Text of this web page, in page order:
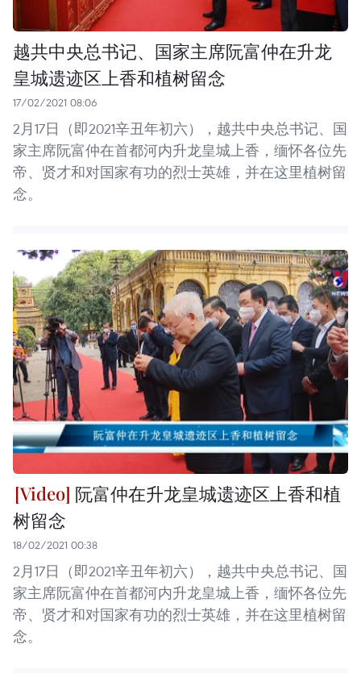
越共中央总书记、国家主席阮富仲在升龙
皇城遗迹区上香和植树留念
17/02/2021 08:06
2月17日（即2021辛丑年初六），越共中央总书记、国
家主席阮富仲在首都河内升龙皇城上香，缅怀各位先
帝、贤才和对国家有功的烈士英雄，并在这里植树留
念。
阮富仲在升龙皇城遗迹区上香和植
树留念
18/02/2021 00:38
2月17日（即2021辛丑年初六），越共中央总书记、国
家主席阮富仲在首都河内升龙皇城上香，缅怀各位先
帝、贤才和对国家有功的烈士英雄，并在这里植树留
念。